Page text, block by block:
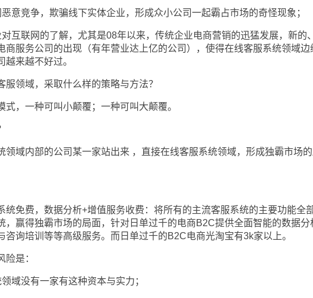
竞争，欺骗线下实体企业，形成众小公司一起霸占市场的奇怪现象；
联网的了解，尤其是08年以来，传统企业电商营销的迅猛发展，新的
商服务公司的出现（有年营业达上亿的公司），使得在线客服系统领域边
越来越不好过。
领域，采取什么样的策略与方法？
，一种可叫小颠覆；一种可叫大颠覆。
域内部的公司某一家站出来 ，直接在线客服系统领域，形成独霸市场
免费，数据分析+增值服务收费：将所有的主流客服系统的主要功能全
，赢得独霸市场的局面，针对日单过千的电商B2C提供全面智能的数据分
咨询培训等等高级服务。而日单过千的B2C电商光淘宝有3k家以上。
是：
没有一家有这种资本与实力；